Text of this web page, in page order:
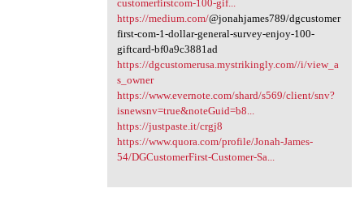
customerfirstcom-100-gif...
https://medium.com/@jonahjames789/dgcustomer
first-com-1-dollar-general-survey-enjoy-100-
giftcard-bf0a9c3881ad
https://dgcustomerusa.mystrikingly.com//i/view_a
s_owner
https://www.evernote.com/shard/s569/client/snv?
isnewsnv=true&noteGuid=b8...
https://justpaste.it/crgj8
https://www.quora.com/profile/Jonah-James-
54/DGCustomerFirst-Customer-Sa...